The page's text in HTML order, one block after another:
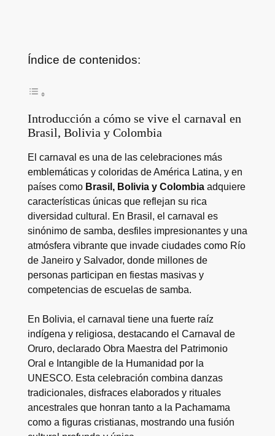
Índice de contenidos:
Introducción a cómo se vive el carnaval en
Brasil, Bolivia y Colombia
El carnaval es una de las celebraciones más
emblemáticas y coloridas de América Latina, y en
países como Brasil, Bolivia y Colombiaadquiere
características únicas que reflejan su rica
diversidad cultural. En Brasil, el carnaval es
sinónimo de samba, desfiles impresionantes y una
atmósfera vibrante que invade ciudades como Río
de Janeiro y Salvador, donde millones de
personas participan en fiestas masivas y
competencias de escuelas de samba.
En Bolivia, el carnaval tiene una fuerte raíz
indígena y religiosa, destacando el Carnaval de
Oruro, declarado Obra Maestra del Patrimonio
Oral e Intangible de la Humanidad por la
UNESCO. Esta celebración combina danzas
tradicionales, disfraces elaborados y rituales
ancestrales que honran tanto a la Pachamama
como a figuras cristianas, mostrando una fusión